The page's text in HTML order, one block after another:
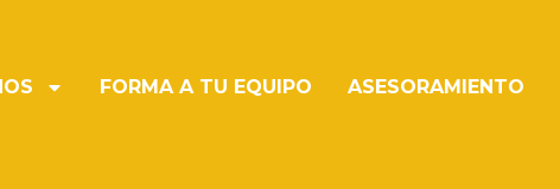
FORMA A TU EQUIPO ASESORAMIENTO